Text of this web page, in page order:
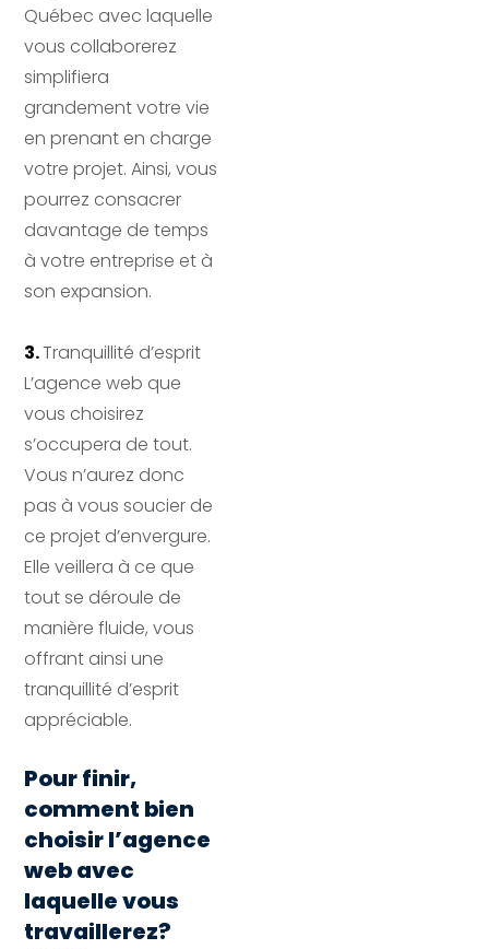
Québec avec laquelle
vous collaborerez
simplifiera
grandement votre vie
en prenant en charge
votre projet. Ainsi, vous
pourrez consacrer
davantage de temps
à votre entreprise et à
son expansion.
3.
L’agence web que
vous choisirez
s’occupera de tout.
Vous n’aurez donc
pas à vous soucier de
ce projet d’envergure.
Elle veillera à ce que
tout se déroule de
manière fluide, vous
offrant ainsi une
tranquillité d’esprit
appréciable.
Pour finir,
comment bien
choisir l’agence
web avec
laquelle vous
travaillerez?